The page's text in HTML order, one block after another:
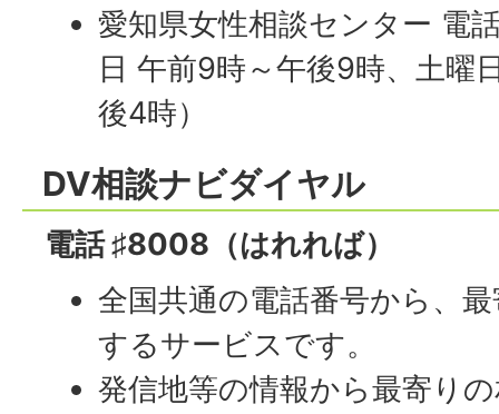
愛知県女性相談センター 電
日 午前9時～午後9時、土曜
後4時）
DV相談ナビダイヤル
電話 ♯8008（はれれば）
全国共通の電話番号から、
するサービスです。
発信地等の情報から最寄り